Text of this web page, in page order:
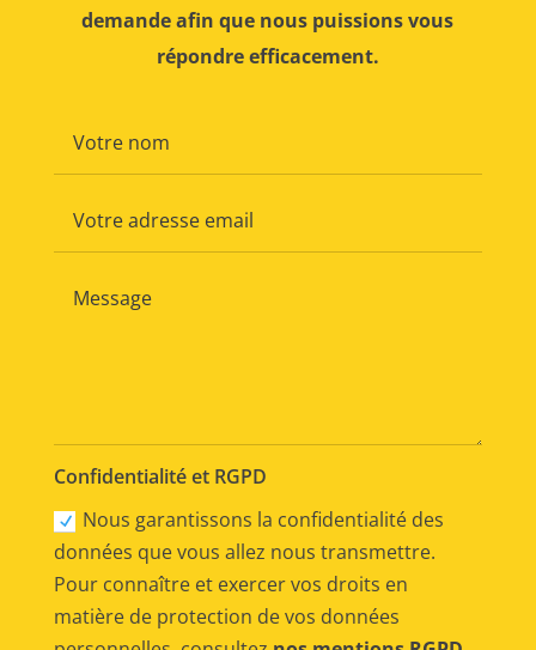
demande afin que nous puissions vous
répondre efficacement.
Confidentialité et RGPD
Nous garantissons la confidentialité des
données que vous allez nous transmettre.
Pour connaître et exercer vos droits en
matière de protection de vos données